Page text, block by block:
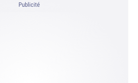
Publicité